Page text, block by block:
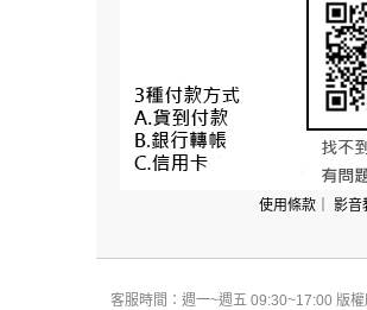
使用條款 影音
客服時間：週一~週五 09:30~17:00 版